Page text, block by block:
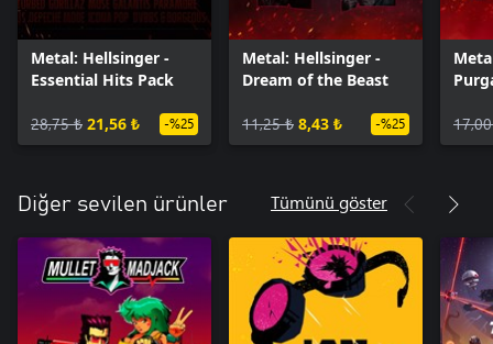
Metal: Hellsinger -
Essential Hits Pack
28,75 ₺ 21,56 ₺ -%25
Metal: Hellsinger -
Dream of the Beast
11,25 ₺ 8,43 ₺ -%25
Diğer sevilen ürünler Tümünü göster